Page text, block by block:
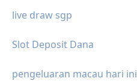
live draw sgp
Slot Deposit Dana
pengeluaran macau hari ini